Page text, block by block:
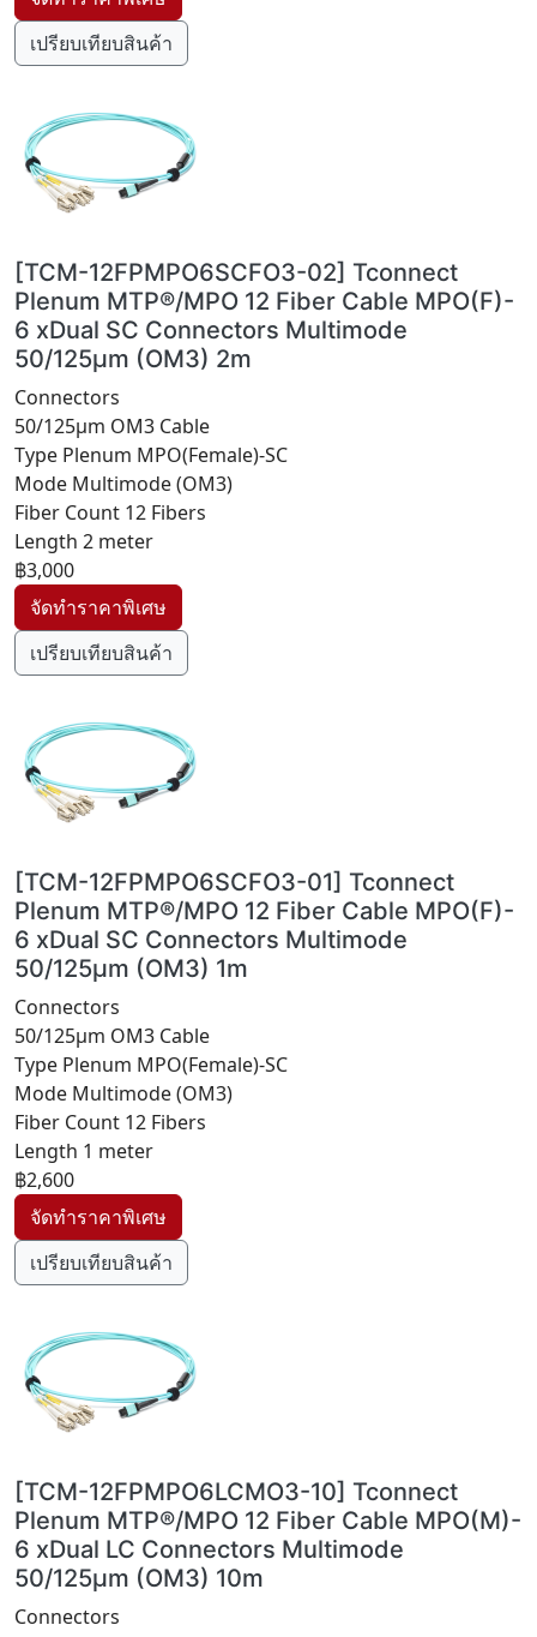
เปรียบเทียบสินค้า
[TCM-12FPMPO6SCFO3-02] Tconnect
Plenum MTP®/MPO 12 Fiber Cable MPO(F)-
6 xDual SC Connectors Multimode
50/125µm (OM3) 2m
Connectors
50/125µm OM3 Cable
Type Plenum MPO(Female)-SC
Mode Multimode (OM3)
Fiber Count 12 Fibers
Length 2 meter
฿3,000
เปรียบเทียบสินค้า
[TCM-12FPMPO6SCFO3-01] Tconnect
Plenum MTP®/MPO 12 Fiber Cable MPO(F)-
6 xDual SC Connectors Multimode
50/125µm (OM3) 1m
Connectors
50/125µm OM3 Cable
Type Plenum MPO(Female)-SC
Mode Multimode (OM3)
Fiber Count 12 Fibers
Length 1 meter
฿2,600
เปรียบเทียบสินค้า
[TCM-12FPMPO6LCMO3-10] Tconnect
Plenum MTP®/MPO 12 Fiber Cable MPO(M)-
6 xDual LC Connectors Multimode
50/125µm (OM3) 10m
Connectors